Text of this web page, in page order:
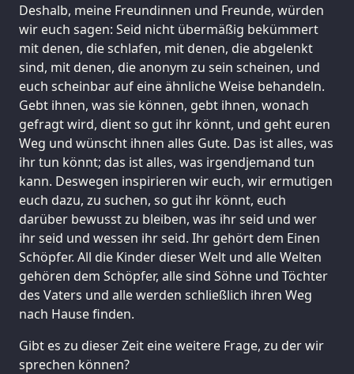
Deshalb, meine Freundinnen und Freunde, würden
wir euch sagen: Seid nicht übermäßig bekümmert
mit denen, die schlafen, mit denen, die abgelenkt
sind, mit denen, die anonym zu sein scheinen, und
euch scheinbar auf eine ähnliche Weise behandeln.
Gebt ihnen, was sie können, gebt ihnen, wonach
gefragt wird, dient so gut ihr könnt, und geht euren
Weg und wünscht ihnen alles Gute. Das ist alles, was
ihr tun könnt; das ist alles, was irgendjemand tun
kann. Deswegen inspirieren wir euch, wir ermutigen
euch dazu, zu suchen, so gut ihr könnt, euch
darüber bewusst zu bleiben, was ihr seid und wer
ihr seid und wessen ihr seid. Ihr gehört dem Einen
Schöpfer. All die Kinder dieser Welt und alle Welten
gehören dem Schöpfer, alle sind Söhne und Töchter
des Vaters und alle werden schließlich ihren Weg
nach Hause finden.
Gibt es zu dieser Zeit eine weitere Frage, zu der wir
sprechen können?